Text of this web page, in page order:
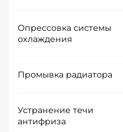
Опрессовка системы
охлаждения
Промывка радиатора
Устранение течи
антифриза